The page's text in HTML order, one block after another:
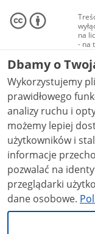
na
- na
NC-
Dbamy o
Wykorzystujemy
prawidłowego
analizy ruchu i
możemy lepiej
użytkowników i stale
informacje
pozwalać na
przeglądarki
dane osobowe.